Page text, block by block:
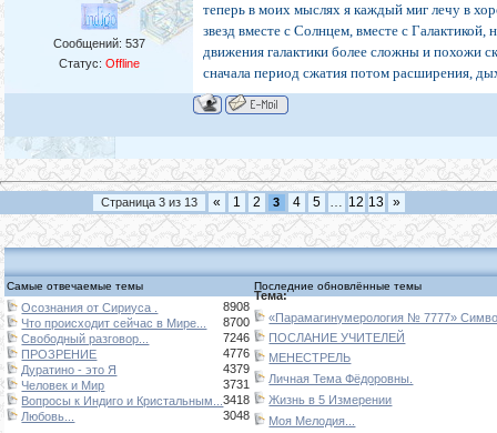
Сообщений: 537
Статус: Offline
теперь в моих мыслях я каждый миг лечу в
звезд вместе с Солнцем, вместе с Галактикой,
движения галактики более сложны и похожи
сначала период сжатия потом расширения,
Страница 3из 13 « 1 2 3 4 5 12 13 »
Самые отвечаемые темы Последние обновлённые темы
Осознания от Сириуса .
8908
Что происходит сейчас в Мире...
8700
Свободный разговор...
7246
ПРОЗРЕНИЕ
4776
Дуратино - это Я
4379
Человек и Мир
3731
Вопросы к Индиго и Кристальным...3418
Любовь...
3048
Тема:
«Парамагинумерология № 7777»
ПОСЛАНИЕ УЧИТЕЛЕЙ
МЕНЕСТРЕЛЬ
Личная Тема Фёдоровны.
Жизнь в 5 Измерении
Моя Мелодия...